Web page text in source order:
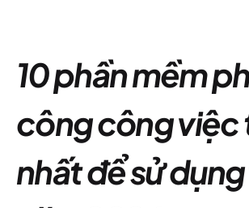
10 phần mềm
công công
nhất để sử